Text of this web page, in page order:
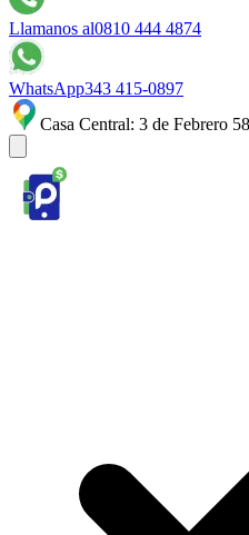
Llamanos al0810 444 4874
WhatsApp343 415-0897
Casa Central: 3 de Febrero